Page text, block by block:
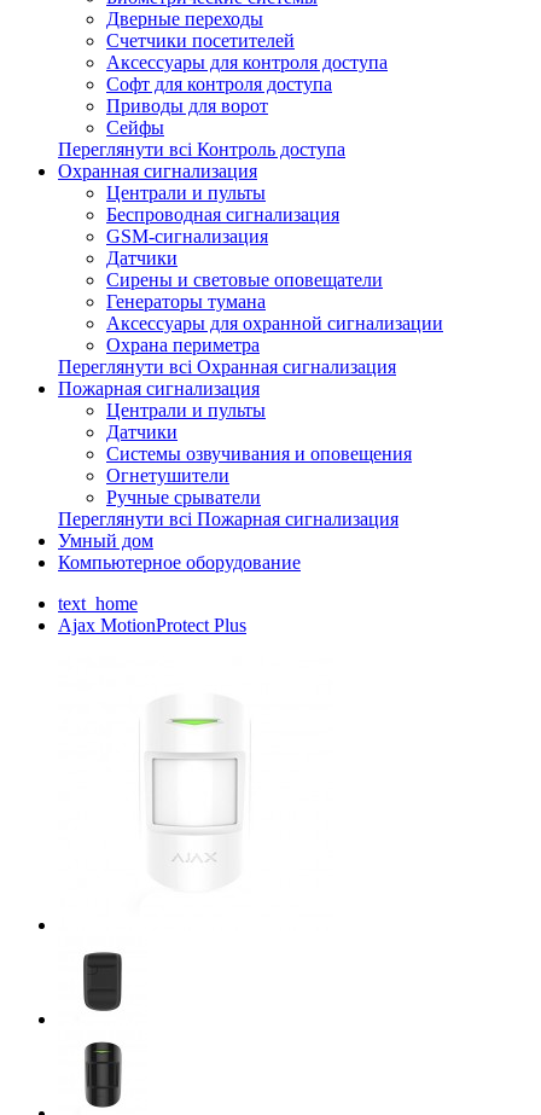
Дверные переходы
Счетчики посетителей
Аксессуары для контроля доступа
Софт для контроля доступа
Приводы для ворот
Сейфы
Переглянути всі Контроль доступа
Охранная сигнализация
Централи и пульты
Беспроводная сигнализация
GSM-сигнализация
Датчики
Сирены и световые оповещатели
Генераторы тумана
Аксессуары для охранной сигнализации
Охрана периметра
Переглянути всі Охранная сигнализация
Пожарная сигнализация
Централи и пульты
Датчики
Системы озвучивания и оповещения
Огнетушители
Ручные срыватели
Переглянути всі Пожарная сигнализация
Умный дом
Компьютерное оборудование
text_home
Ajax MotionProtect Plus